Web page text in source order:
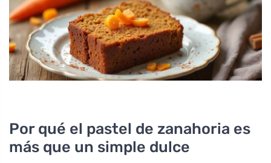
Por qué el pastel de zanahoria es
más que un simple dulce